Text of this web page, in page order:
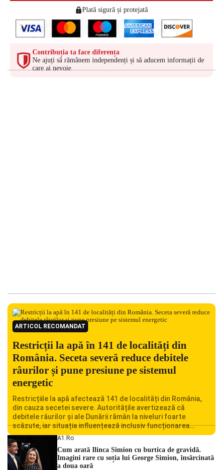
Plată sigură și protejată
Contribuția ta face diferența
Ne ajuți să rămânem independenți și să aducem informații de
care ai nevoie
ARTICOL RECOMANDAT
Restricții la apă în 141 de localități din
România. Seceta severă reduce debitele
râurilor și pune presiune pe sistemul
energetic
Restricțiile la apă afectează 141 de localități din România,
din cauza secetei severe. Autoritățile avertizează că
debitele râurilor și ale Dunării rămân la niveluri foarte
scăzute, iar situația influențează inclusiv funcționarea
Centralei Nucleare de la Cernavodă. România se confruntă
cu una dintre cele mai dificile perioade din punct de vedere
hidrologic din ultimii ani. Lipsa […]
A1.ro
Cum arată Ilinca Simion cu burtica de gravidă.
Imagini rare cu soția lui George Simion, însărcinată
a doua oară